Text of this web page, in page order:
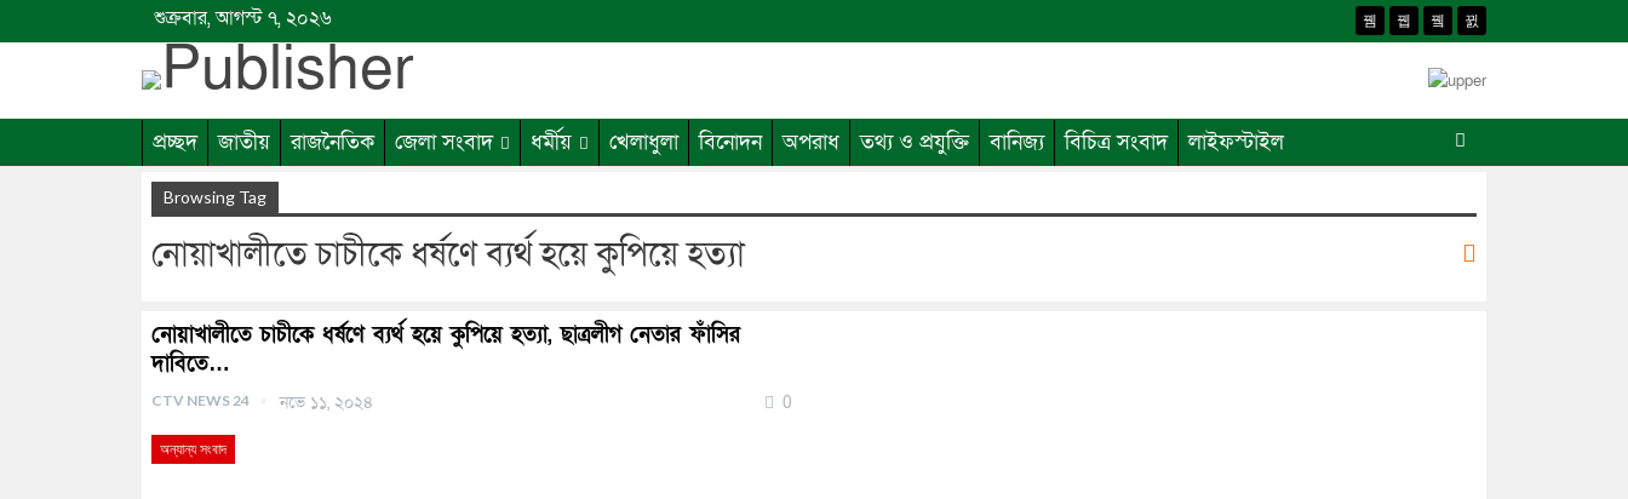
শুক্রবার, আগস্ট ৭, ২০২৬
প্রচ্ছদ জাতীয় রাজনৈতিক জেলা সংবাদ ধর্মীয় খেলাধুলা বিনোদন অপরাধ তথ্য ও প্রযুক্তি বানিজ্য বিচিত্র সংবাদ লাইফস্টাইল
Browsing Tag
নোয়াখালীতে চাচীকে ধর্ষণে ব্যর্থ হয়ে কুপিয়ে হত্যা
নোয়াখালীতে চাচীকে ধর্ষণে ব্যর্থ হয়ে কুপিয়ে হত্যা, ছাত্রলীগ নেতার ফাঁসির
দাবিতে…
CTV NEWS 24 নভে ১১, ২০২৪ 0
অন্যান্য সংবাদ